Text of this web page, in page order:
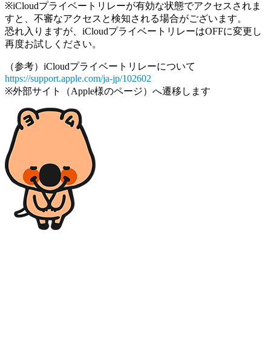
※iCloudプライベートリレーが有効な状態でアクセスされま
すと、不審なアクセスと検知される場合がございます。
恐れ入りますが、iCloudプライベートリレーはOFFに変更し
再度お試しください。
（参考）iCloudプライベートリレーについて
https://support.apple.com/ja-jp/102602
※外部サイト（Apple様のページ）へ遷移します